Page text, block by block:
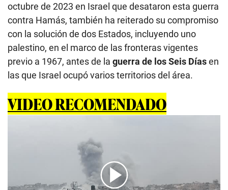
octubre de 2023 en Israel que desataron esta guerra
contra Hamás, también ha reiterado su compromiso
con la solución de dos Estados, incluyendo uno
palestino, en el marco de las fronteras vigentes
previo a 1967, antes de la guerra de los Seis Díasen
las que Israel ocupó varios territorios del área.
VIDEO RECOMENDADO